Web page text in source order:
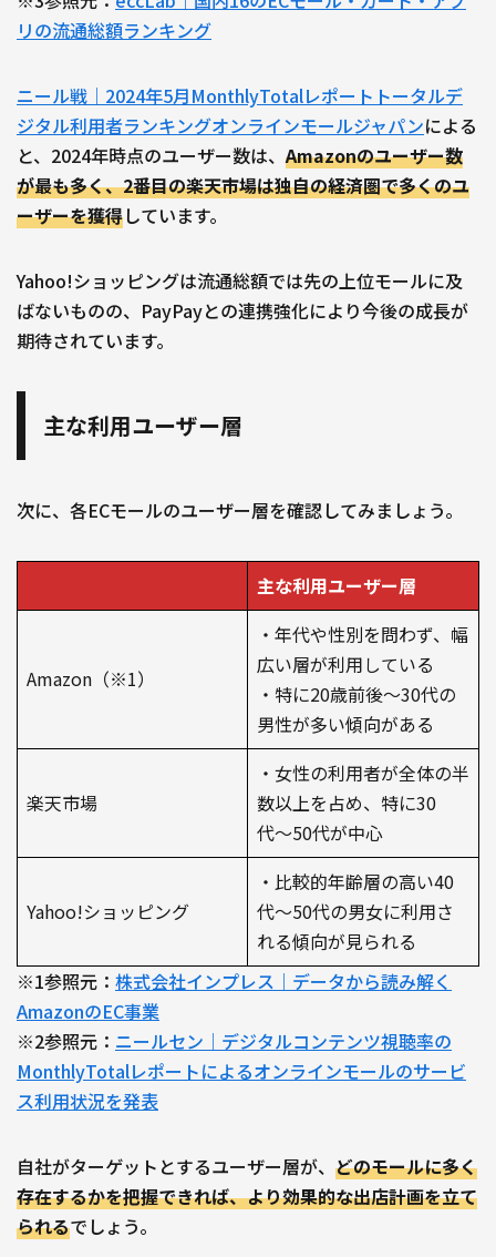
リの流通総額ランキング
ニール戦｜2024年5月MonthlyTotalレポートトータルデ
ジタル利用者ランキングオンラインモールジャパンによる
と、2024年時点のユーザー数は、 Amazonのユーザー数
が最も多く、2番目の楽天市場は独自の経済圏で多くのユ
ーザーを獲得しています。
Yahoo!ショッピングは流通総額では先の上位モールに及
ばないものの、PayPayとの連携強化により今後の成長が
期待されています。
主な利用ユーザー層
次に、各ECモールのユーザー層を確認してみましょう。
主な利用ユーザー層
Amazon（※1）
・年代や性別を問わず、幅
広い層が利用している
・特に20歳前後〜30代の
男性が多い傾向がある
楽天市場
・女性の利用者が全体の半
数以上を占め、特に30
代〜50代が中心
Yahoo!ショッピング
・比較的年齢層の高い40
代〜50代の男女に利用さ
れる傾向が見られる
※1参照元： 株式会社インプレス｜データから読み解く
AmazonのEC事業
※2参照元： ニールセン｜デジタルコンテンツ視聴率の
MonthlyTotalレポートによるオンラインモールのサービ
ス利用状況を発表
自社がターゲットとするユーザー層が、 どのモールに多く
存在するかを把握できれば、より効果的な出店計画を立て
られるでしょう。